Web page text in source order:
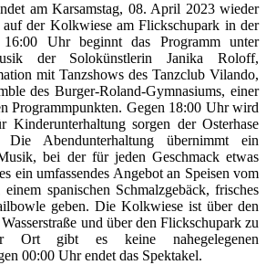
am Karsamstag, 08. April 2023 wieder
auf der Kolkwiese am Flickschupark in der
Uhr beginnt das Programm unter
der Solokünstlerin Janika Roloff,
mit Tanzshows des Tanzclub Vilando,
des Burger-Roland-Gymnasiums, einer
Programmpunkten. Gegen 18:00 Uhr wird
Kinderunterhaltung sorgen der Osterhase
Abendunterhaltung übernimmt ein
bei der für jeden Geschmack etwas
ein umfassendes Angebot an Speisen vom
spanischen Schmalzgebäck, frisches
geben. Die Kolkwiese ist über den
und über den Flickschupark zu
Ort gibt es keine nahegelegenen
00:00 Uhr endet das Spektakel.